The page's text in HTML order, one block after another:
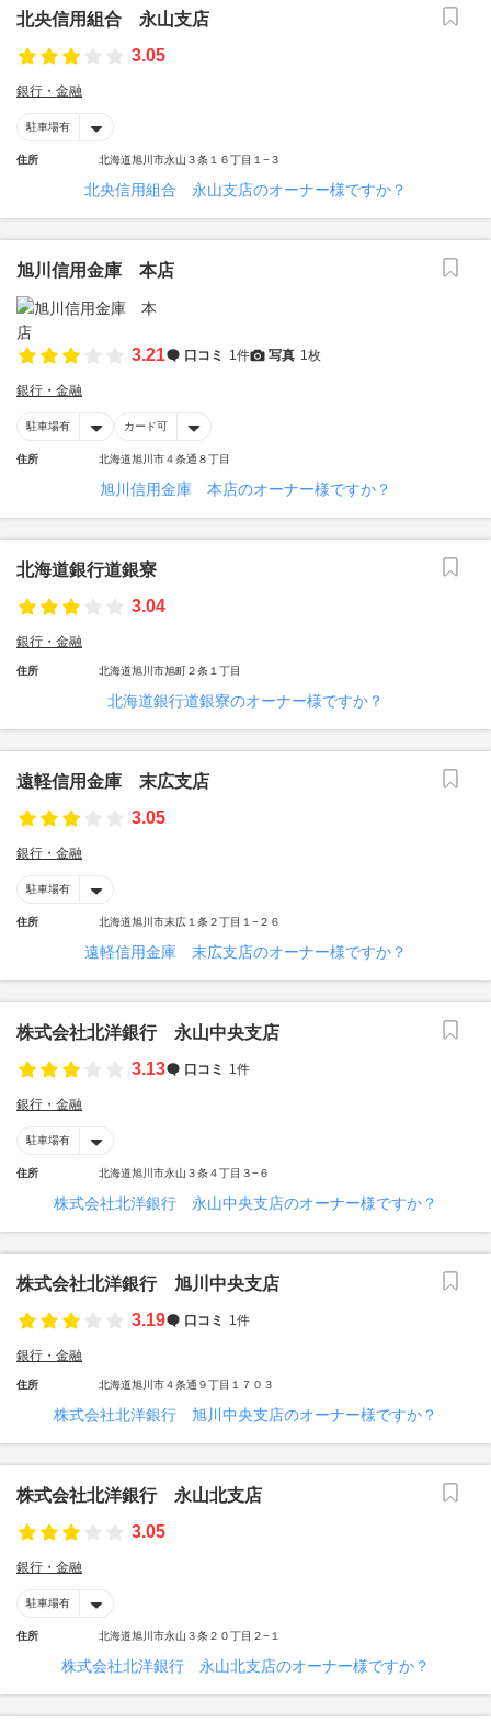
北央信用組合 永山支店
3.05
銀行・金融
駐車場有
住所 北海道旭川市永山３条１６丁目１−３
北央信用組合 永山支店のオーナー様ですか？
旭川信用金庫 本店
3.21 口コミ 1件 写真 1枚
銀行・金融
駐車場有 カード可
住所 北海道旭川市４条通８丁目
旭川信用金庫 本店のオーナー様ですか？
北海道銀行道銀寮
3.04
銀行・金融
住所 北海道旭川市旭町２条１丁目
北海道銀行道銀寮のオーナー様ですか？
遠軽信用金庫 末広支店
3.05
銀行・金融
駐車場有
住所 北海道旭川市末広１条２丁目１−２６
遠軽信用金庫 末広支店のオーナー様ですか？
株式会社北洋銀行 永山中央支店
3.13
口コミ 1件
銀行・金融
駐車場有
住所 北海道旭川市永山３条４丁目３−６
株式会社北洋銀行 永山中央支店のオーナー様ですか？
株式会社北洋銀行 旭川中央支店
3.19
口コミ 1件
銀行・金融
住所 北海道旭川市４条通９丁目１７０３
株式会社北洋銀行 旭川中央支店のオーナー様ですか？
株式会社北洋銀行 永山北支店
3.05
銀行・金融
駐車場有
住所 北海道旭川市永山３条２０丁目２−１
株式会社北洋銀行 永山北支店のオーナー様ですか？